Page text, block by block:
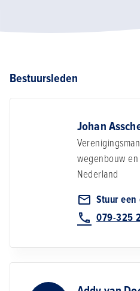
Bestuursleden
Johan
wegenbouw
Nederland
Stuur een
079-325